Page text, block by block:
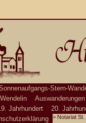
Stern-
Auswanderungen
Jahrhundert 20.
> Notariat